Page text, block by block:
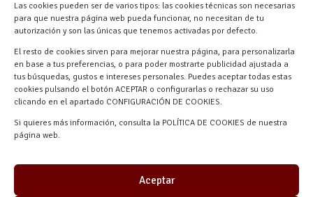
Las cookies pueden ser de varios tipos: las cookies técnicas son necesarias
para que nuestra página web pueda funcionar, no necesitan de tu
autorización y son las únicas que tenemos activadas por defecto.
El resto de cookies sirven para mejorar nuestra página, para personalizarla
en base a tus preferencias, o para poder mostrarte publicidad ajustada a
tus búsquedas, gustos e intereses personales. Puedes aceptar todas estas
cookies pulsando el botón ACEPTAR o configurarlas o rechazar su uso
clicando en el apartado CONFIGURACIÓN DE COOKIES.
Si quieres más información, consulta la POLÍTICA DE COOKIES de nuestra
página web.
Aceptar
Desarrollado por